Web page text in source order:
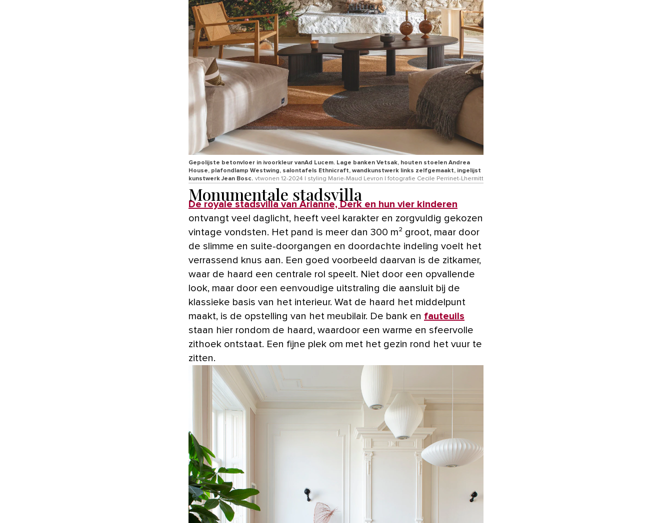
Gepolijste betonvloer in ivoorkleur vanAd Lucem. Lage banken Vetsak, houten stoelen Andrea
House, plafondlamp Westwing, salontafels Ethnicraft, wandkunstwerk links zelfgemaakt, ingelijst
kunstwerk Jean Bosc. vtwonen 12-2024 | styling Marie-Maud Levron | fotografie Cecile Perrinet-Lhermitt
Monumentale stadsvilla
De royale stadsvilla van Arianne, Derk en hun vier kinderen
ontvangt veel daglicht, heeft veel karakter en zorgvuldig gekozen
vintage vondsten. Het pand is meer dan 300 m² groot, maar door
de slimme en suite-doorgangen en doordachte indeling voelt het
verrassend knus aan. Een goed voorbeeld daarvan is de zitkamer,
waar de haard een centrale rol speelt. Niet door een opvallende
look, maar door een eenvoudige uitstraling die aansluit bij de
klassieke basis van het interieur. Wat de haard het middelpunt
maakt, is de opstelling van het meubilair. De bank en fauteuils
staan hier rondom de haard, waardoor een warme en sfeervolle
zithoek ontstaat. Een fijne plek om met het gezin rond het vuur te
zitten.